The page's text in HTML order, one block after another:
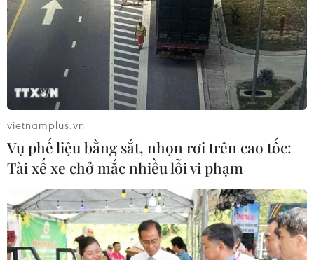
vietnamplus.vn
Vụ phế liệu bằng sắt, nhọn rơi trên cao tốc:
Tài xế xe chở mắc nhiều lỗi vi phạm